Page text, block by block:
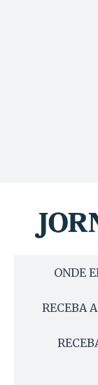
ONDE
RECEBA